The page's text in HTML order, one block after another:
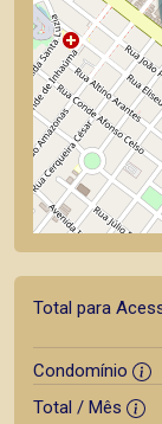
Total para
Condomínio
Total / Mês